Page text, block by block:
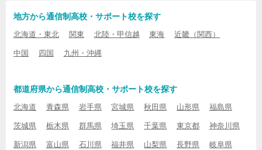
地方から通信制高校・サポート校を探す
北海道・東北 関東 北陸・甲信越 東海 近畿（関西）
中国 四国 九州・沖縄
都道府県から通信制高校・サポート校を探す
北海道 青森県 岩手県 宮城県 秋田県 山形県 福島県
茨城県 栃木県 群馬県 埼玉県 千葉県 東京都 神奈川県
新潟県 富山県 石川県 福井県 山梨県 長野県 岐阜県